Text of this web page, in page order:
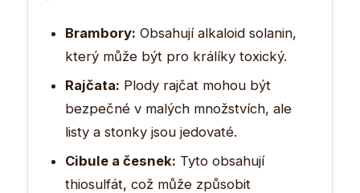
Brambory: Obsahují alkaloid solanin,
který může být pro králíky toxický.
Rajčata: Plody rajčat mohou být
bezpečné v malých množstvích, ale
listy a stonky jsou jedovaté.
Cibule a česnek: Tyto obsahují
thiosulfát, což může způsobit